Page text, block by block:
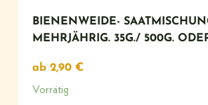
BIENENWEIDE-
MEHRJÄHRIG. 35G./ 500G.
ab 2,90 €
Vorrätig